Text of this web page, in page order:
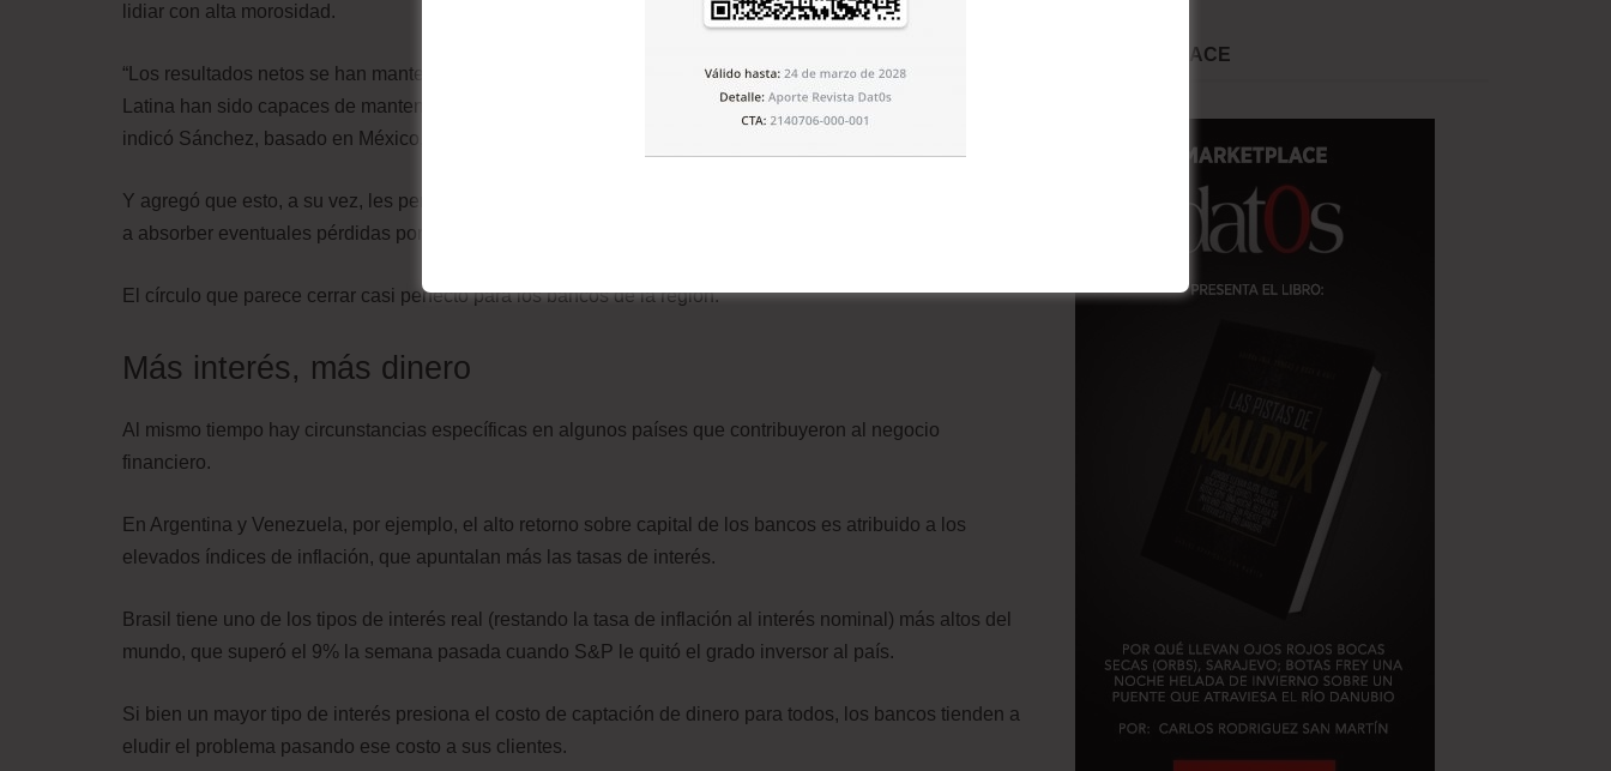
lidiar con alta morosidad.
“Los resultados netos se han mantenido gracias a que en términos generales los bancos en América
Latina han sido capaces de mantener niveles de carteras vencidas y pérdidas crediticias manejables”,
indicó Sánchez, basado en México, a BBC Mundo.
Y agregó que esto, a su vez, les permitió evitar aumentos en las provisiones, que son el dinero destinado
a absorber eventuales pérdidas por exposición crediticia, dejando márgenes importantes para ganancias.
El círculo que parece cerrar casi perfecto para los bancos de la región.
Más interés, más dinero
Al mismo tiempo hay circunstancias específicas en algunos países que contribuyeron al negocio
financiero.
En Argentina y Venezuela, por ejemplo, el alto retorno sobre capital de los bancos es atribuido a los
elevados índices de inflación, que apuntalan más las tasas de interés.
Brasil tiene uno de los tipos de interés real (restando la tasa de inflación al interés nominal) más altos del
mundo, que superó el 9% la semana pasada cuando S&P le quitó el grado inversor al país.
Si bien un mayor tipo de interés presiona el costo de captación de dinero para todos, los bancos tienden a
eludir el problema pasando ese costo a sus clientes.
MARKET PLACE